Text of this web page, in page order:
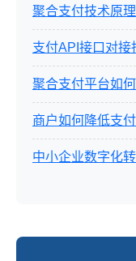
聚合支付技术原
支付API接口对接
聚合支付平台如
商户如何降低支
中小企业数字化